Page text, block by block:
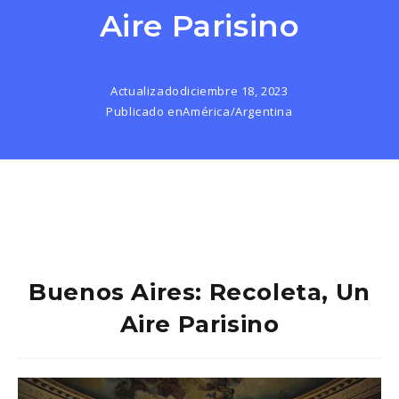
Aire Parisino
Actualizadodiciembre 18, 2023
Publicado enAmérica/Argentina
Buenos Aires: Recoleta, Un
Aire Parisino